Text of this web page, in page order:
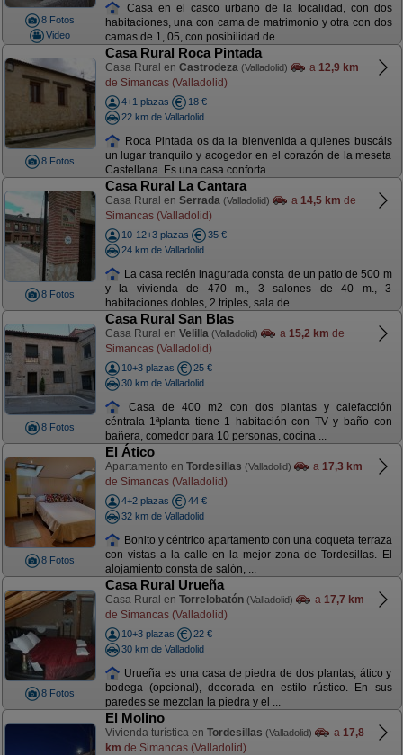
8 Fotos
Video
Casa en el casco urbano de la localidad, con dos
habitaciones, una con cama de matrimonio y otra con dos
camas de 1, 05, con posibilidad de ...
8 Fotos
Casa Rural Roca Pintada
Casa Rural en Castrodeza (Valladolid) a 12,9 km
de Simancas (Valladolid)
4+1 plazas
18 €
22 km de Valladolid
Roca Pintada os da la bienvenida a quienes buscáis
un lugar tranquilo y acogedor en el corazón de la meseta
Castellana. Es una casa conforta ...
8 Fotos
Casa Rural La Cantara
Casa Rural en Serrada (Valladolid) a 14,5 km de
Simancas (Valladolid)
10-12+3 plazas
35 €
24 km de Valladolid
La casa recién inagurada consta de un patio de 500 m
y la vivienda de 470 m., 3 salones de 40 m., 3
habitaciones dobles, 2 triples, sala de ...
8 Fotos
Casa Rural San Blas
Casa Rural en Velilla (Valladolid) a 15,2 km de
Simancas (Valladolid)
10+3 plazas
25 €
30 km de Valladolid
Casa de 400 m2 con dos plantas y calefacción
céntrala 1ªplanta tiene 1 habitación con TV y baño con
bañera, comedor para 10 personas, cocina ...
8 Fotos
El Ático
Apartamento en Tordesillas (Valladolid) a 17,3 km
de Simancas (Valladolid)
4+2 plazas
44 €
32 km de Valladolid
Bonito y céntrico apartamento con una coqueta terraza
con vistas a la calle en la mejor zona de Tordesillas. El
alojamiento consta de salón, ...
8 Fotos
Casa Rural Urueña
Casa Rural en Torrelobatón (Valladolid) a 17,7 km
de Simancas (Valladolid)
10+3 plazas
22 €
30 km de Valladolid
Urueña es una casa de piedra de dos plantas, ático y
bodega (opcional), decorada en estilo rústico. En sus
paredes se mezclan la piedra y el ...
El Molino
Vivienda turística en Tordesillas (Valladolid) a 17,8
km de Simancas (Valladolid)